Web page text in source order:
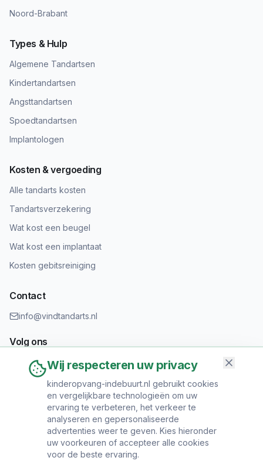
Noord-Brabant
Types & Hulp
Algemene Tandartsen
Kindertandartsen
Angsttandartsen
Spoedtandartsen
Implantologen
Kosten & vergoeding
Alle tandarts kosten
Tandartsverzekering
Wat kost een beugel
Wat kost een implantaat
Kosten gebitsreiniging
Contact
info@vindtandarts.nl
Volg ons
Informatie toevoegen?
Heeft u een tandartspraktijk? Neem contact op om uw praktijk
toe te voegen.
Wij respecteren uw privacy
kinderopvang-indebuurt.nl gebruikt cookies
en vergelijkbare technologieën om uw
ervaring te verbeteren, het verkeer te
analyseren en gepersonaliseerde
advertenties weer te geven. Kies hieronder
uw voorkeuren of accepteer alle cookies
voor de beste ervaring.